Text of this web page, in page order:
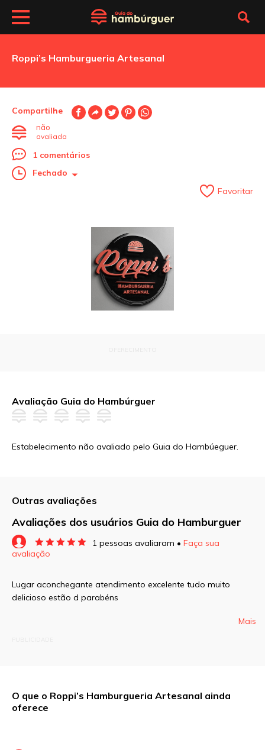
Roppi’s Hamburgueria Artesanal
Compartilhe
não
avaliada
1 comentários
Fechado
Favoritar
Avaliação Guia do Hambúrguer
Estabelecimento não avaliado pelo Guia do Hambúeguer.
Outras avaliações
Avaliações dos usuários Guia do Hamburguer
1 pessoas avaliaram • Faça sua
avaliação
Campos obrigatórios são marcados com *
Lugar aconchegante atendimento excelente tudo muito
delicioso estão d parabéns
Mais
O que o Roppi’s Hamburgueria Artesanal ainda
oferece